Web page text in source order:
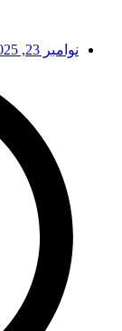
نوامبر 23, 2025